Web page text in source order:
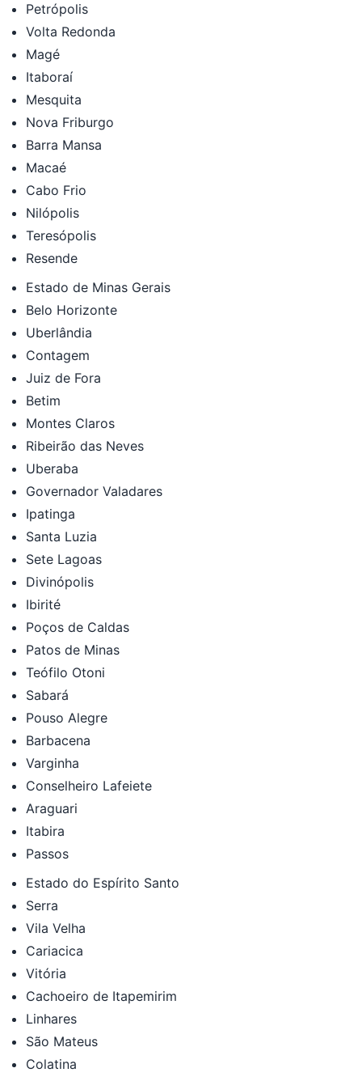
Petrópolis
Volta Redonda
Magé
Itaboraí
Mesquita
Nova Friburgo
Barra Mansa
Macaé
Cabo Frio
Nilópolis
Teresópolis
Resende
Estado de Minas Gerais
Belo Horizonte
Uberlândia
Contagem
Juiz de Fora
Betim
Montes Claros
Ribeirão das Neves
Uberaba
Governador Valadares
Ipatinga
Santa Luzia
Sete Lagoas
Divinópolis
Ibirité
Poços de Caldas
Patos de Minas
Teófilo Otoni
Sabará
Pouso Alegre
Barbacena
Varginha
Conselheiro Lafeiete
Araguari
Itabira
Passos
Estado do Espírito Santo
Serra
Vila Velha
Cariacica
Vitória
Cachoeiro de Itapemirim
Linhares
São Mateus
Colatina